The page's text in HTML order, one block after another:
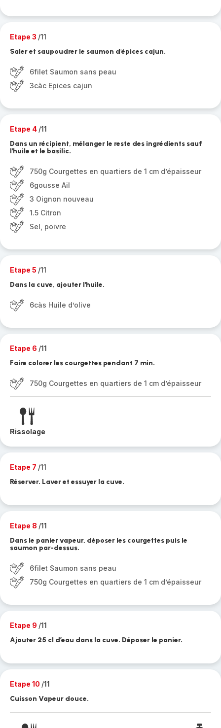
Etape 3 /11
Saler et saupoudrer le saumon d'épices cajun.
6filet Saumon sans peau
3càc Epices cajun
Etape 4 /11
Dans un récipient, mélanger le reste des ingrédients sauf
l'huile et le basilic.
750g Courgettes en quartiers de 1 cm d’épaisseur
6gousse Ail
3 Oignon nouveau
1.5 Citron
Sel, poivre
Etape 5 /11
Dans la cuve, ajouter l'huile.
6càs Huile d’olive
Etape 6 /11
Faire colorer les courgettes pendant 7 min.
750g Courgettes en quartiers de 1 cm d’épaisseur
Rissolage
Etape 7 /11
Réserver. Laver et essuyer la cuve.
Etape 8 /11
Dans le panier vapeur, déposer les courgettes puis le
saumon par-dessus.
6filet Saumon sans peau
750g Courgettes en quartiers de 1 cm d’épaisseur
Etape 9 /11
Ajouter 25 cl d’eau dans la cuve. Déposer le panier.
Etape 10 /11
Cuisson Vapeur douce.